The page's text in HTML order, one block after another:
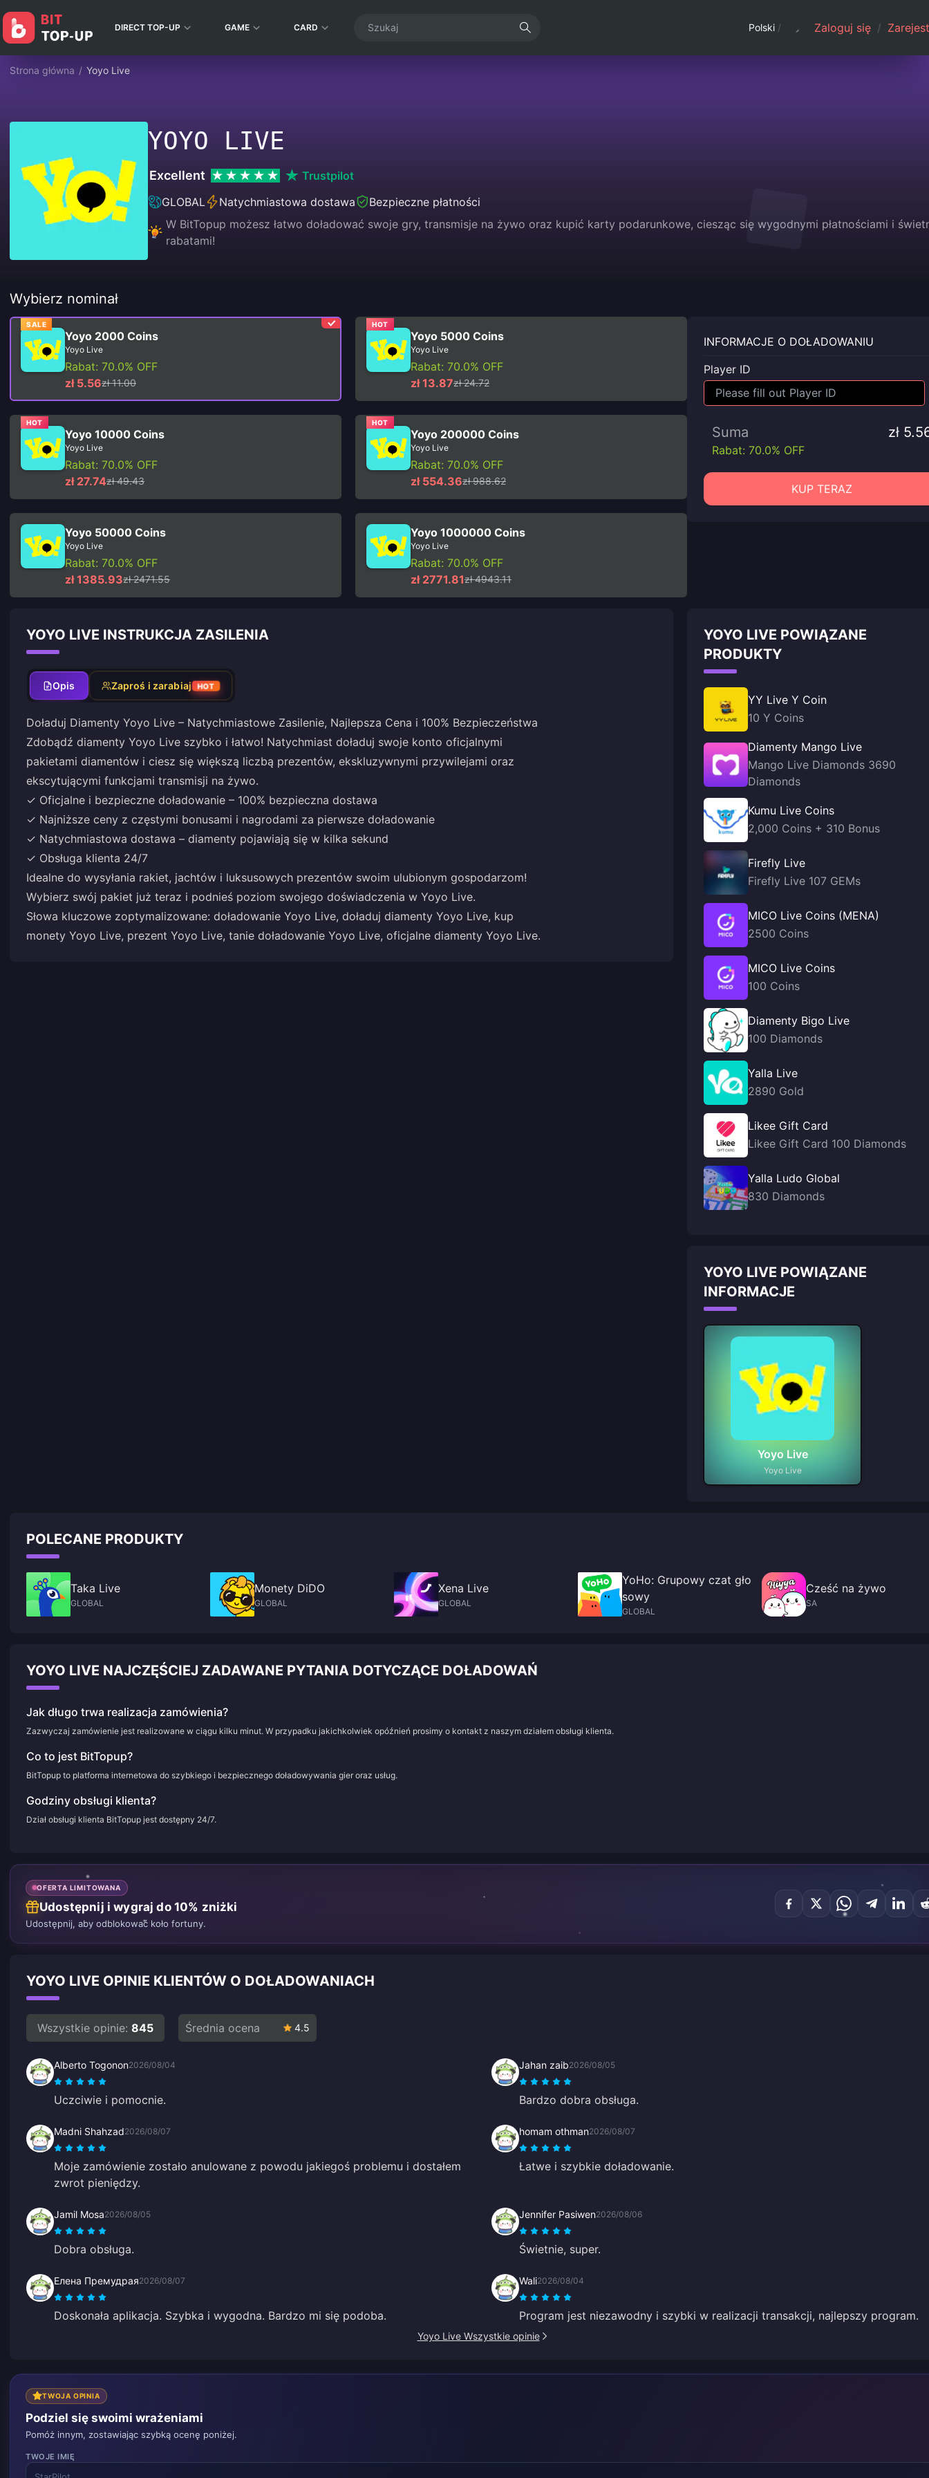
DIRECT TOP-UP GAME CARD Polski / Zaloguj się /
Strona główna / Yoyo Live
YOYO LIVE
Excellent
Trustpilot
GLOBAL
Natychmiastowa dostawa
Bezpieczne płatności
W BitTopup możesz łatwo doładować swoje gry, transmisje na żywo oraz kupić karty podarunkowe, ciesząc się wygodnymi płatnościami i
rabatami!
Wybierz nominał
SALE
Yoyo 2000 Coins
Yoyo Live
Rabat: 70.0% OFF
zł 5.56zł 11.00
HOT
Yoyo 5000 Coins
Yoyo Live
Rabat: 70.0% OFF
zł 13.87zł 24.72
HOT
Yoyo 10000 Coins
Yoyo Live
Rabat: 70.0% OFF
zł 27.74zł 49.43
HOT
Yoyo 200000 Coins
Yoyo Live
Rabat: 70.0% OFF
zł 554.36zł 988.62
Yoyo 50000 Coins
Yoyo Live
Rabat: 70.0% OFF
zł 1385.93zł 2471.55
Yoyo 1000000 Coins
Yoyo Live
Rabat: 70.0% OFF
zł 2771.81zł 4943.11
INFORMACJE O DOŁADOWANIU
Player ID
Suma zł
Rabat: 70.0% OFF
KUP TERAZ
YOYO LIVE INSTRUKCJA ZASILENIA
Opis Zaproś i zarabiaj HOT
Doładuj Diamenty Yoyo Live – Natychmiastowe Zasilenie, Najlepsza Cena i 100% Bezpieczeństwa
Zdobądź diamenty Yoyo Live szybko i łatwo! Natychmiast doładuj swoje konto oficjalnymi
pakietami diamentów i ciesz się większą liczbą prezentów, ekskluzywnymi przywilejami oraz
ekscytującymi funkcjami transmisji na żywo.
✓ Oficjalne i bezpieczne doładowanie – 100% bezpieczna dostawa
✓ Najniższe ceny z częstymi bonusami i nagrodami za pierwsze doładowanie
✓ Natychmiastowa dostawa – diamenty pojawiają się w kilka sekund
✓ Obsługa klienta 24/7
Idealne do wysyłania rakiet, jachtów i luksusowych prezentów swoim ulubionym gospodarzom!
Wybierz swój pakiet już teraz i podnieś poziom swojego doświadczenia w Yoyo Live.
Słowa kluczowe zoptymalizowane: doładowanie Yoyo Live, doładuj diamenty Yoyo Live, kup
monety Yoyo Live, prezent Yoyo Live, tanie doładowanie Yoyo Live, oficjalne diamenty Yoyo Live.
YOYO LIVE POWIĄZANE
PRODUKTY
YY Live Y Coin
10 Y Coins
Diamenty Mango Live
Mango Live Diamonds 3690
Diamonds
Kumu Live Coins
2,000 Coins + 310 Bonus
Firefly Live
Firefly Live 107 GEMs
MICO Live Coins (MENA)
2500 Coins
MICO Live Coins
100 Coins
Diamenty Bigo Live
100 Diamonds
Yalla Live
2890 Gold
Likee Gift Card
Likee Gift Card 100 Diamonds
Yalla Ludo Global
830 Diamonds
YOYO LIVE POWIĄZANE
INFORMACJE
Yoyo Live
Yoyo Live
POLECANE PRODUKTY
Taka Live
GLOBAL
Monety DiDO
GLOBAL
Xena Live
GLOBAL
YoHo: Grupowy czat gło
sowy
GLOBAL
Cześć na żywo
SA
YOYO LIVE NAJCZĘŚCIEJ ZADAWANE PYTANIA DOTYCZĄCE DOŁADOWAŃ
Jak długo trwa realizacja zamówienia?
Zazwyczaj zamówienie jest realizowane w ciągu kilku minut. W przypadku jakichkolwiek opóźnień prosimy o kontakt z naszym działem obsługi klienta.
Co to jest BitTopup?
BitTopup to platforma internetowa do szybkiego i bezpiecznego doładowywania gier oraz usług.
Godziny obsługi klienta?
Dział obsługi klienta BitTopup jest dostępny 24/7.
OFERTA LIMITOWANA
Udostępnij i wygraj do 10% zniżki
Udostępnij, aby odblokować koło fortuny.
YOYO LIVE OPINIE KLIENTÓW O DOŁADOWANIACH
Wszystkie opinie: 845 Średnia ocena 4.5
Alberto Togonon2026/08/04
Uczciwie i pomocnie.
Jahan zaib2026/08/05
Bardzo dobra obsługa.
Madni Shahzad2026/08/07
Moje zamówienie zostało anulowane z powodu jakiegoś problemu i dostałem
zwrot pieniędzy.
homam othman2026/08/07
Łatwe i szybkie doładowanie.
Jamil Mosa2026/08/05
Dobra obsługa.
Jennifer Pasiwen2026/08/06
Świetnie, super.
Елена Премудрая2026/08/07
Doskonała aplikacja. Szybka i wygodna. Bardzo mi się podoba.
Wali2026/08/04
Program jest niezawodny i szybki w realizacji transakcji, najlepszy program.
Yoyo Live Wszystkie opinie
TWOJA OPINIA
Podziel się swoimi wrażeniami
Pomóż innym, zostawiając szybką ocenę poniżej.
TWOJE IMIĘ